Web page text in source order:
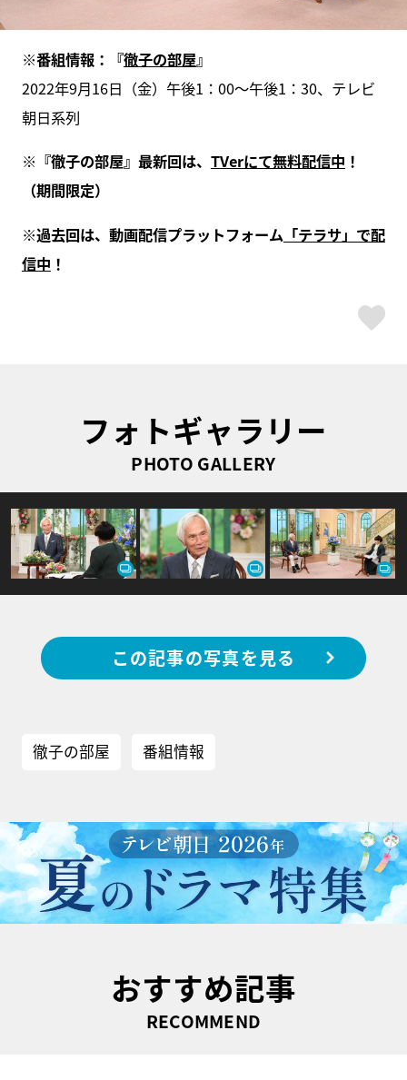
※番組情報：『徹子の部屋』
2022年9月16日（金）午後1：00～午後1：30、テレビ
朝日系列
※『徹子の部屋』最新回は、 TVerにて無料配信中 ！
（期間限定）
※過去回は、動画配信プラットフォーム 「テラサ」で配
信中 ！
フォトギャラリー
PHOTO GALLERY
この記事の写真を見る
徹子の部屋 番組情報
おすすめ記事
RECOMMEND